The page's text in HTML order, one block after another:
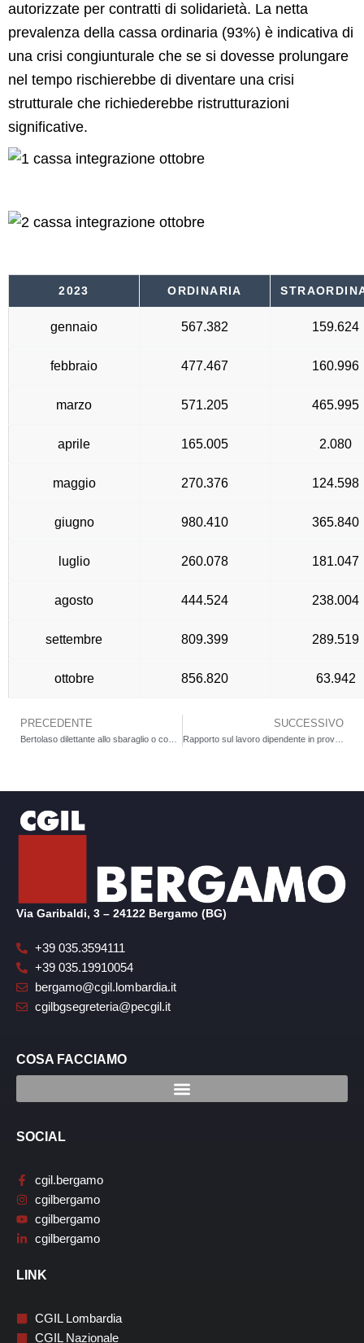
autorizzate per contratti di solidarietà. La netta
prevalenza della cassa ordinaria (93%) è indicativa di
una crisi congiunturale che se si dovesse prolungare
nel tempo rischierebbe di diventare una crisi
strutturale che richiederebbe ristrutturazioni
significative.
2023 ORDINARIA
gennaio 567.382 159.624
febbraio 477.467 160.996
marzo 571.205 465.995
aprile 165.005 2.080
maggio 270.376 124.598
giugno 980.410 365.840
luglio 260.078 181.047
agosto 444.524 238.004
settembre 809.399 289.519
ottobre 856.820 63.942
Precedente
PRECEDENTE SUCCESSIVO
Rapporto sul lavoro dipendente in provincia di Bergamo del terzo trimestre 2023. Sintesi e commento
Via Garibaldi, 3 – 24122 Bergamo (BG)
+39 035.3594111
+39 035.19910054
bergamo@cgil.lombardia.it
cgilbgsegreteria@pecgil.it
COSA FACCIAMO
SOCIAL
cgil.bergamo
cgilbergamo
cgilbergamo
cgilbergamo
LINK
CGIL Lombardia
CGIL Nazionale